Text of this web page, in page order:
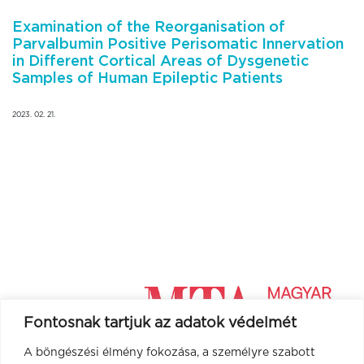
Fontosnak tartjuk az adatok védelmét
A böngészési élmény fokozása, a személyre szabott
Examination of the Reorganisation of
Parvalbumin Positive Perisomatic Innervation
in Different Cortical Areas of Dysgenetic
Samples of Human Epileptic Patients
2023. 02. 21.